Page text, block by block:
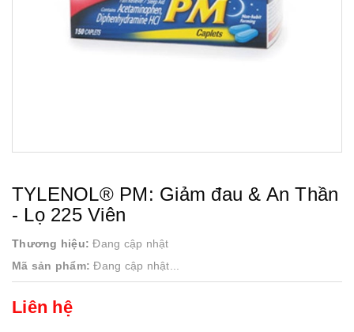
TYLENOL® PM: Giảm đau & An Thần
- Lọ 225 Viên
Thương hiệu: Đang cập nhật
Mã sản phẩm: Đang cập nhật...
Liên hệ